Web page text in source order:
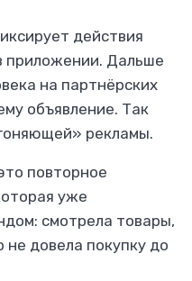
действия
приложении. Дальше
на партнёрских
объявление. Так
рекламы.
повторное
уже
смотрела товары,
не довела покупку до